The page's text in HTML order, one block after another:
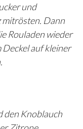
und
mitrösten. Dann
Rouladen wieder
Deckel auf kleiner
den Knoblauch